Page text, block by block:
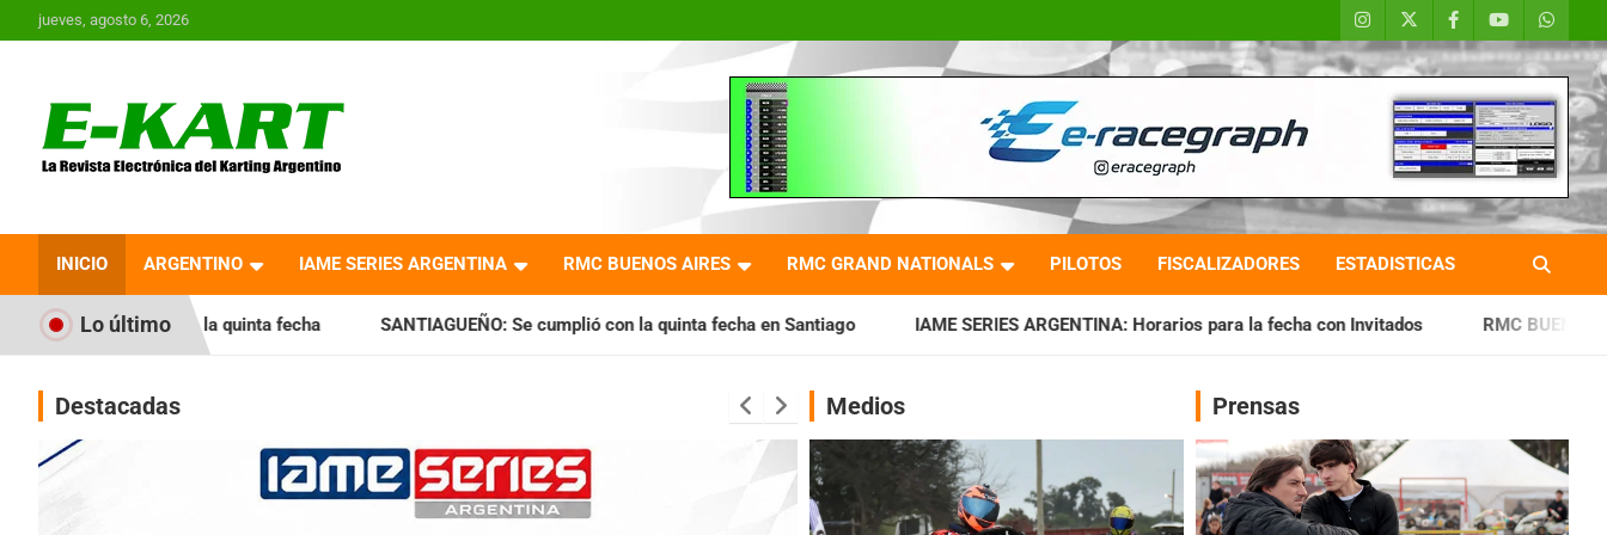
Saltar
al
jueves, agosto 6, 2026
Revista Electrónica del
Karting en Argentina
INICIO ARGENTINO IAME SERIES ARGENTINA RMC BUENOS AIRES RMC GRAND NATIONALS PILOTOS FISCALIZADORES ESTADISTICAS
Lo último
de la quinta fecha SANTIAGUEÑO: Se cumplió con la quinta fecha en Santiago IAME SERIES ARGENTINA: Horarios para la fecha con Invitados RMC BUENOS AIRES: Cerró una
Destacadas Medios Prensas